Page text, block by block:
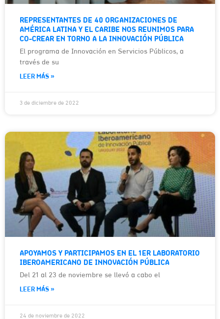
REPRESENTANTES DE 40 ORGANIZACIONES DE
AMÉRICA LATINA Y EL CARIBE NOS REUNIMOS PARA
CO-CREAR EN TORNO A LA INNOVACIÓN PÚBLICA
El programa de Innovación en Servicios Públicos, a
través de su
LEER MÁS »
3 de diciembre de 2022
APOYAMOS Y PARTICIPAMOS EN EL 1ER LABORATORIO
IBEROAMERICANO DE INNOVACIÓN PÚBLICA
Del 21 al 23 de noviembre se llevó a cabo el
LEER MÁS »
24 de noviembre de 2022